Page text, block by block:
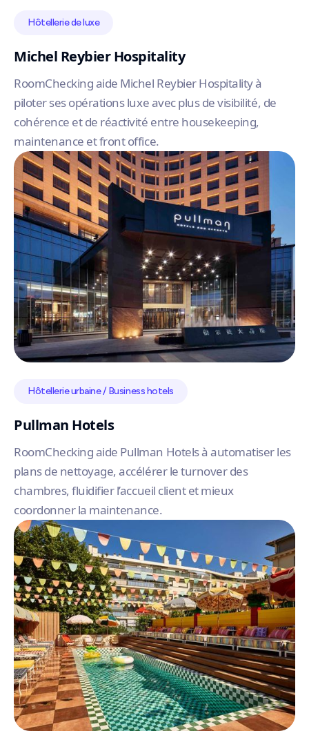
Hôtellerie de luxe
Michel Reybier Hospitality
RoomChecking aide Michel Reybier Hospitality à
piloter ses opérations luxe avec plus de visibilité, de
cohérence et de réactivité entre housekeeping,
maintenance et front office.
Hôtellerie urbaine / Business hotels
Pullman Hotels
RoomChecking aide Pullman Hotels à automatiser les
plans de nettoyage, accélérer le turnover des
chambres, fluidifier l’accueil client et mieux
coordonner la maintenance.